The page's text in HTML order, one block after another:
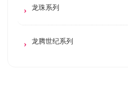
龙珠系列
龙腾世纪系列